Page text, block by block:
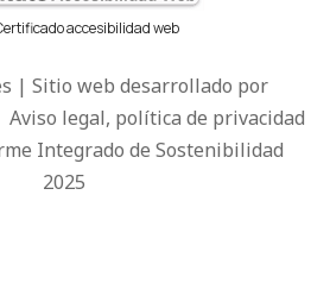
accesibilidad web
| Sitio web desarrollado por
Aviso legal, política de privacidad
Integrado de Sostenibilidad
2025